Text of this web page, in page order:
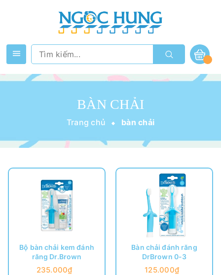
BÀN CHẢI
Trang chủ bàn chải
Bộ bàn chải kem đánh
răng Dr.Brown
235.000₫
Bàn chải đánh răng
DrBrown 0-3
125.000₫